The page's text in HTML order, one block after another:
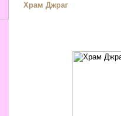
Храм Джраг